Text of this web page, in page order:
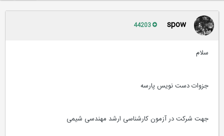
spow
سلام
جزوات دست نویس پارسه
جهت شرکت در آزمون کارشناسی ارشد مهندسی شیمی